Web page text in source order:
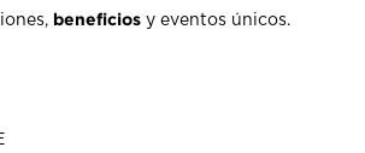
beneficios y eventos únicos.